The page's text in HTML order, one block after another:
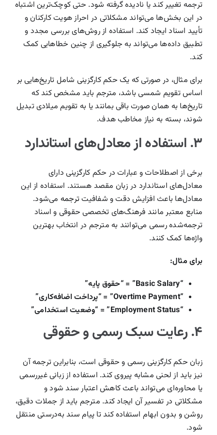
ترجمه تغییر کند یا نادیده گرفته شود. حتی کوچک‌ترین اشتباه
در این بخش‌ها می‌تواند مشکلاتی در احراز هویت کارکنان و
تأیید اسناد ایجاد کند. استفاده از روش‌های بررسی مجدد و
تطبیق داده‌ها می‌تواند به جلوگیری از چنین خطاهایی کمک
کند.
برای مثال، در صورتی که یک حکم کارگزینی شامل تاریخ‌هایی بر
اساس تقویم شمسی باشد، مترجم باید مشخص کند که
تاریخ‌ها به همان صورت باقی بمانند یا به تقویم میلادی تبدیل
شوند، بسته به نیاز مخاطب هدف.
۳. استفاده از معادل‌های استاندارد
برخی از اصطلاحات و عبارات در حکم کارگزینی دارای
معادل‌های استاندارد در زبان مقصد هستند. استفاده از این
معادل‌ها باعث افزایش دقت و شفافیتترجمه می‌شود.
منابع معتبر مانند فرهنگ‌های تخصصی حقوقی و اسناد
ترجمه‌شده رسمی می‌توانند به مترجم در انتخاب بهترین
واژه‌ها کمک کنند.
برای مثال:
“Basic Salary” = “حقوق پایه”
“Overtime Payment” = “پرداخت اضافه‌کاری”
“Employment Status” = “وضعیت استخدامی”
۴. رعایت سبک رسمی و حقوقی
زبان حکم کارگزینی رسمی و حقوقی است، بنابراین ترجمه آن
نیز باید از لحنی مشابه پیروی کند. استفاده از زبانی غیررسمی
یا محاوره‌ای می‌تواند باعث کاهش اعتبار سند شود و
مشکلاتی در تفسیر آن ایجاد کند. مترجم باید از جملات دقیق،
روشن و بدون ابهام استفاده کند تا پیام سند به‌درستی منتقل
شود.